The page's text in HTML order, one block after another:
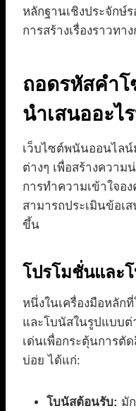
หลักฐานเชิงประจักษ์
การสร้างเรื่องราวทา
ถอดรหัสคำ
นำเสนออะไ
เว็บไซต์พนันออนไล
ต่างๆ เพื่อสร้างความ
การทำความเข้าใจอ
สามารถประเมินข้อ
ขึ้น
โปรโมชั่นและ
หนึ่งในเครื่องมือหลั
และโบนัสในรูปแบบต่
เด่นเพื่อกระตุ้นการตั
บ่อย ได้แก่:
โบนัสต้อนรับ: มั